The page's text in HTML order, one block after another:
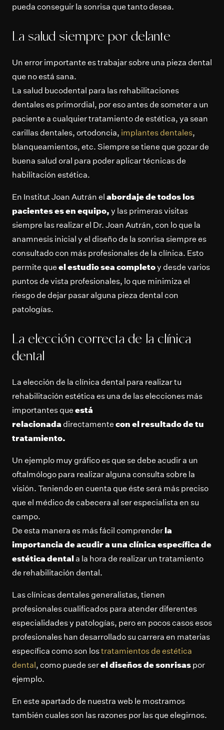
pueda conseguir la sonrisa que tanto desea.
La salud siempre por delante
Un error importante es trabajar sobre una pieza dental
que no está sana.
La salud bucodental para las rehabilitaciones
dentales es primordial, por eso antes de someter a un
paciente a cualquier tratamiento de estética, ya sean
carillas dentales, ortodoncia, implantes dentales,
blanqueamientos, etc. Siempre se tiene que gozar de
buena salud oral para poder aplicar técnicas de
habilitación estética.
En Institut Joan Autrán el abordaje de todos los
pacientes es en equipo, y las primeras visitas
siempre las realizar el Dr. Joan Autrán, con lo que la
anamnesis inicial y el diseño de la sonrisa siempre es
consultado con más profesionales de la clínica. Esto
permite que el estudio sea completoy desde varios
puntos de vista profesionales, lo que minimiza el
riesgo de dejar pasar alguna pieza dental con
patologías.
La elección correcta de la clínica
dental
La elección de la clínica dental para realizar tu
rehabilitación estética es una de las elecciones más
importantes que está
relacionada directamente con el resultado de tu
tratamiento.
Un ejemplo muy gráfico es que se debe acudir a un
oftalmólogo para realizar alguna consulta sobre la
visión. Teniendo en cuenta que éste será más preciso
que el médico de cabecera al ser especialista en su
campo.
De esta manera es más fácil comprender la
importancia de acudir a una clínica específica de
estética dentala la hora de realizar un tratamiento
de rehabilitación dental.
Las clínicas dentales generalistas, tienen
profesionales cualificados para atender diferentes
especialidades y patologías, pero en pocos casos esos
profesionales han desarrollado su carrera en materias
específica como son lostratamientos de estética
dental, como puede serel diseños de sonrisas por
ejemplo.
En este apartado de nuestra web le mostramos
también cuales son las razones por las que elegirnos.